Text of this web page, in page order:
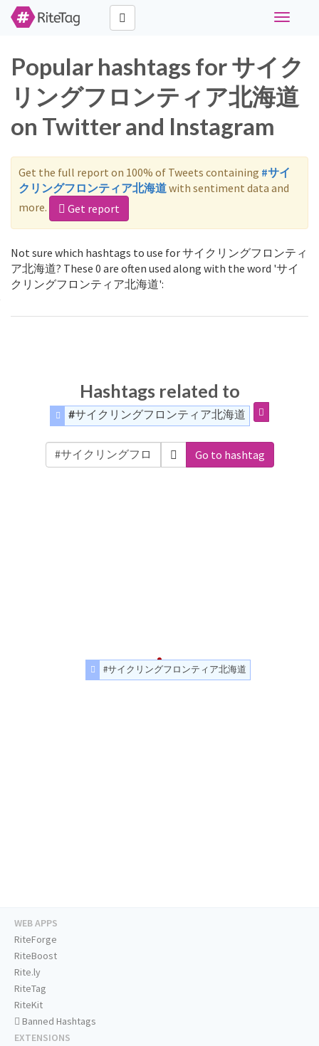
Toggle
Popular hashtags for サイク
リングフロンティア北海道
on Twitter and Instagram
Get the full report on 100% of Tweets containing #サイ
クリングフロンティア北海道with sentiment data and
more.
Get report
Not sure which hashtags to use for サイクリングフロンティ
ア北海道? These 0 are often used along with the word 'サイ
クリングフロンティア北海道':
Hashtags related to
#サイクリングフロンティア北海道
Go to hashtag
#サイクリングフロンティア北海道
WEB APPS
RiteForge
RiteBoost
Rite.ly
RiteTag
RiteKit
Banned Hashtags
EXTENSIONS